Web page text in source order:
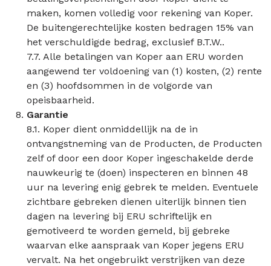
maken, komen volledig voor rekening van Koper.
De buitengerechtelijke kosten bedragen 15% van
het verschuldigde bedrag, exclusief B.T.W..
7.7. Alle betalingen van Koper aan ERU worden
aangewend ter voldoening van (1) kosten, (2) rente
en (3) hoofdsommen in de volgorde van
opeisbaarheid.
Garantie
8.1. Koper dient onmiddellijk na de in
ontvangstneming van de Producten, de Producten
zelf of door een door Koper ingeschakelde derde
nauwkeurig te (doen) inspecteren en binnen 48
uur na levering enig gebrek te melden. Eventuele
zichtbare gebreken dienen uiterlijk binnen tien
dagen na levering bij ERU schriftelijk en
gemotiveerd te worden gemeld, bij gebreke
waarvan elke aanspraak van Koper jegens ERU
vervalt. Na het ongebruikt verstrijken van deze